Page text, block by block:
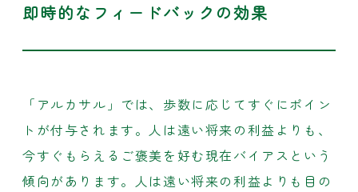
即時的なフィードバックの効果
「アルカサル」では、歩数に応じてすぐにポイン
トが付与されます。人は遠い将来の利益よりも、
今すぐもらえるご褒美を好む現在バイアスという
傾向があります。人は遠い将来の利益よりも目の